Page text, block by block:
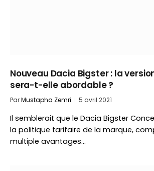
Nouveau Dacia Bigster : la
sera-t-elle abordable ?
ParMustapha Zemri 5 avril 2021
Il semblerait que le Dacia Bigster
la politique tarifaire de la marque,
multiple avantages…